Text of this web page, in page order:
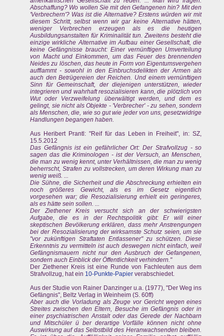
Abschaffung? Wo wollen Sie mit den Gefangenen hin? Mit den
'Verbrechern'? Was ist die Alternative? Erstens würden wir mit
diesem Schritt, selbst wenn wir gar keine Alternative hätten,
weniger Verbrechen erzeugen als es die heutigen
Ausbildungsanstalten für Kriminalität tun. Zweitens besteht die
einzige wirkliche Alternative im Aufbau einer Gesellschaft, die
keine Gefängnisse braucht: Einer vernünftigen Umverteilung
von Macht und Einkommen, um das Feuer des brennenden
Neides zu löschen, das heute in Form von Eigentumsvergehen
aufflammt - sowohl in den Einbruchsdelikten der Armen als
auch den Betrügereien der Reichen. Und einem vernünftigen
Sinn für Gemeinschaft, der diejenigen unterstützen, wieder
integrieren und wahrhaft resozialisieren kann, die plötzlich von
Wut oder Verzweifelung überwältigt werden, und dem es
gelingt, sie nicht als Objekte - 'Verbrecher' - zu sehen, sondern
als Menschen, die, wie so gut wie jeder von uns, gesetzwidrige
Handlungen begangen haben.
Aus Heribert Prantl: "Reif für das Leben in Freiheit", in: SZ,
15.5.2012
Das Gefängnis ist ein gefährlicher Ort: Der Strafvollzug - so
sagen das die Kriminologen - ist der Versuch, an Menschen,
die man zu wenig kennt, unter Verhältnissen, die man zu wenig
beherrscht, Strafen zu vollstrecken, um deren Wirkung man zu
wenig weiß. ...
Die Sühne, die Sicherheit und die Abschreckung erhielten ein
noch größeres Gewicht, als es im Gesetz eigentlich
vorgesehen war; die Resozialisierung erhielt ein geringeres,
als es hätte sein sollen. ...
Der Ziethener Kreis versucht sich an der schwierigsten
Aufgabe, die es in der Rechtspolitik gibt: Er will einer
skeptischen Bevölkerung erklären, dass mehr Anstrengungen
bei der Resozialisierung der wirksamste Schutz seien, um sie
"vor zukünftigen Straftaten Entlassener" zu schützen. Diese
Erkenntnis zu vermitteln ist auch deswegen nicht einfach, weil
Gefängnismauern nicht nur den Ausbruch der Gefangenen,
sondern auch Einblick der Öffentlichkeit verhindern."
Der Ziethener Kreis ist eine Runde von Fachleuten aus dem
Strafvollzug, hat ein 10-Punkte-Papier verabschiedet.
Aus der Studie von Rainer Danzinger u.a. (1977), "Der Weg ins
Gefängnis", Beltz Verlag in Weinheim (S. 60ff)
Aber auch die Vorladung als Zeuge vor Gericht wegen eines
Streites zwischen den Eltern, Besuche im Gefängnis oder in
einer psychiatrischen Anstalt oder das Gerede der Nachbarn
und Mitschüler ü ber derartige Vorfälle können nicht ohne
Auswirkung auf das Selbstbild des Heranwachsenden bleiben.